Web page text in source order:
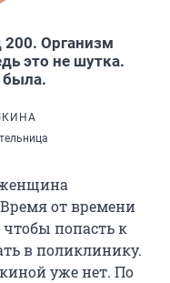
Организм
это не шутка.
была.
женщина
от времени
попасть к
в поликлинику.
уже нет. По